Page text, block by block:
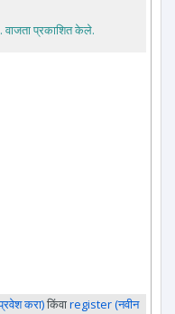
. वाजता प्रकाशित केले.
करा)किंवाregister (नवीन